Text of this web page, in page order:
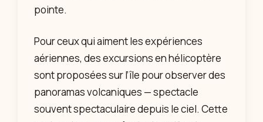
pointe.
Pour ceux qui aiment les expériences
aériennes, des excursions en hélicoptère
sont proposées sur l’île pour observer des
panoramas volcaniques — spectacle
souvent spectaculaire depuis le ciel. Cette